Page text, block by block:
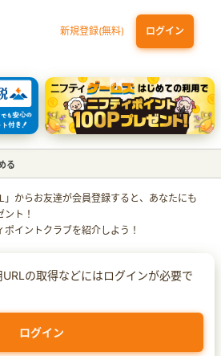
新規登録(無料) ログイン
）（家族カード発行） dカード GOLD
ディズニープラス) セットプラン
）
る
」からお友達が会員登録すると、あなたにも
ト！
イントクラブを紹介しよう！
の取得などにはログインが必要で
ログイン